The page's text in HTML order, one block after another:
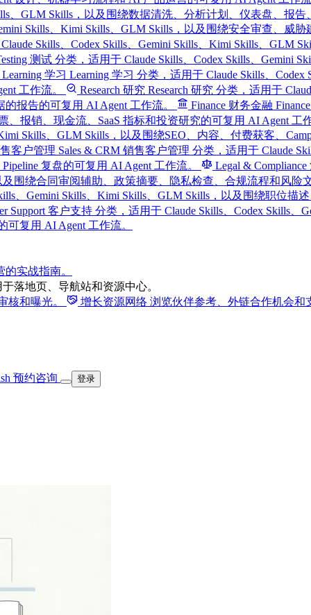
、GLM Skills，以及围绕数据清洗、分析计划、仪表盘、报
Skills、Kimi Skills、GLM Skills，以及围绕安全审查、威
Skills、Codex Skills、Gemini Skills、Kimi Skills、GLM
测试 分类，适用于 Claude Skills、Codex Skills、Gemini
Learning 学习 Learning 学习 分类，适用于 Claude Skills、
工作流。
Research 研究 Research 研究 分类，适用于
报告的可复用 AI Agent 工作流。
Finance 财务金融
报销、现金流、SaaS 指标和投资研究的可复用 AI Agent 工
Skills、GLM Skills，以及围绕SEO、内容、付费获客、
客户管理 Sales & CRM 销售客户管理 分类，适用于 Claude
复盘的可复用 AI Agent 工作流。
Legal &
及围绕合同审阅辅助、政策摘要、隐私检查、合规流程和风险
、Gemini Skills、Kimi Skills、GLM Skills，以及围绕职位
Support 客户支持 分类，适用于 Claude Skills、Codex Skills
复用 AI Agent 工作流。
实战指南。
落地页、导航站和资源中心。
核和曝光。
增长资源网络 浏览伙伴参考、外链合作机会和
预约咨询 登录